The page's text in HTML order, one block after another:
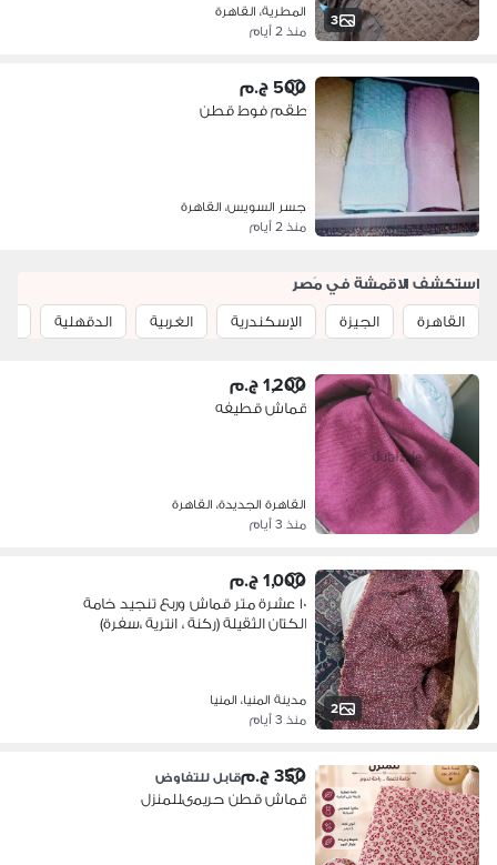
3
المطرية، القاهرة
منذ 2 أيام
500 ج.م
طقم فوط قطن
جسر السويس، القاهرة
منذ 2 أيام
استكشف الاقمشة في مَصر
القاهرة
الجيزة الإسكندرية الغربية الدقهلية
1,200 ج.م
قماش قطيفه
القاهرة الجديدة، القاهرة
منذ 3 أيام
2
1,000 ج.م
١٠ عشرة متر قماش وربع تنجيد خامة
الكتان الثقيلة (ركنة ، انترية ،سفرة)
مدينة المنيا، المنيا
منذ 3 أيام
350 ج.م قابل للتفاوض
قماش قطن حريمىللمنزل